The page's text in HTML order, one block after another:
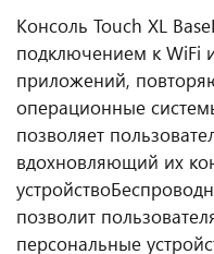
Консоль Touch XL Base
подключением к WiFi
приложений,
операционные
позволяет
вдохновляющий их
устройство
позволит
персональные